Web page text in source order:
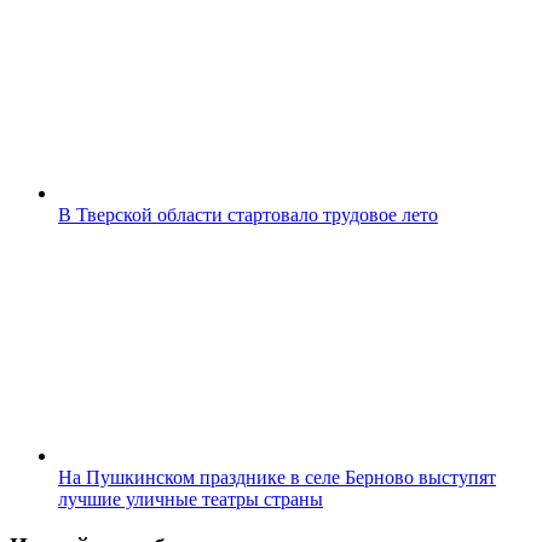
В Тверской области стартовало трудовое лето
На Пушкинском празднике в селе Берново выступят
лучшие уличные театры страны